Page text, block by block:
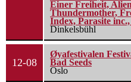
Einer Freiheit,
Thundermother,
Index, Parasite
Dinkelsbühl
12-08
Øyafestivalen
Bad Seeds
Oslo